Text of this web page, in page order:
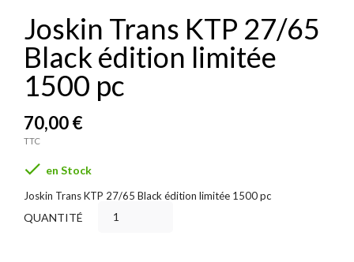
Joskin Trans KTP 27/65
Black édition limitée
1500 pc
70,00 €
TTC
 en Stock
Joskin Trans KTP 27/65 Black édition limitée 1500 pc
QUANTITÉ